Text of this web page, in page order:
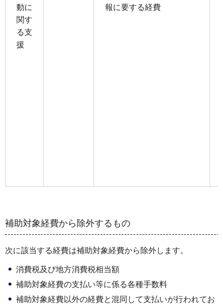
動に
関す
る⽀
援
報に要する経費
補助対象経費から除外するもの
次に該当する経費は補助対象経費から除外します。
消費税及び地⽅消費税相当額
補助対象経費の⽀払い等に係る各種⼿数料
補助対象経費以外の経費と混同して⽀払いが⾏われてお